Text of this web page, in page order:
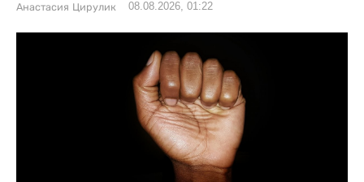
Анастасия Цирулик 08.08.2026, 01:22